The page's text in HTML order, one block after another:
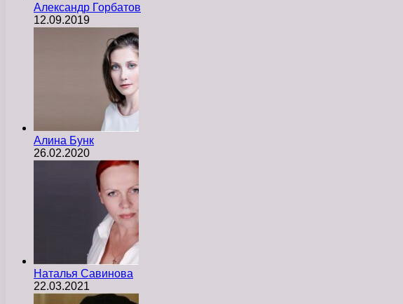
Александр Горбатов
12.09.2019
Алина Бунк
26.02.2020
Наталья Савинова
22.03.2021